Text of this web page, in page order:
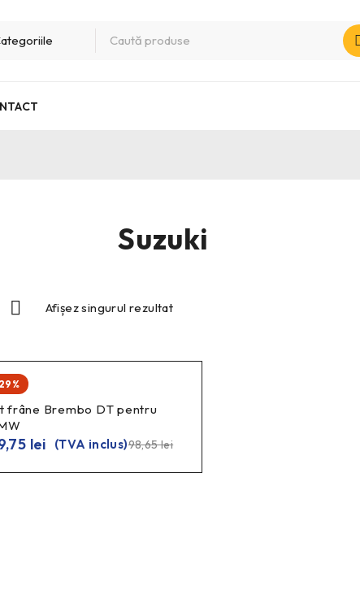
Suzuki
Afișez singurul rezultat
frâne Brembo DT pentru
98,65lei
lei (TVA inclus)